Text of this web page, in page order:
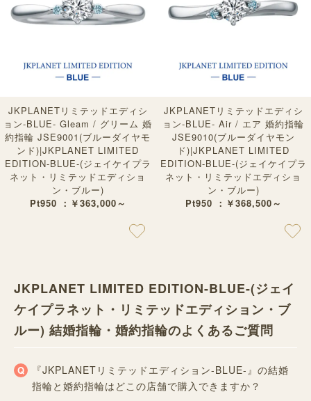
JKPLANETリミテッドエディシ
ョン-BLUE- Gleam / グリーム 婚
約指輪 JSE9001(ブルーダイヤモ
ンド)|JKPLANET LIMITED
EDITION-BLUE-(ジェイケイプラ
ネット・リミテッドエディショ
ン・ブルー)
Pt950 ：￥363,000～
JKPLANETリミテッドエディシ
ョン-BLUE- Air / エア 婚約指輪
JSE9010(ブルーダイヤモン
ド)|JKPLANET LIMITED
EDITION-BLUE-(ジェイケイプラ
ネット・リミテッドエディショ
ン・ブルー)
Pt950 ：￥368,500～
JKPLANET LIMITED EDITION-BLUE-(ジェイ
ケイプラネット・リミテッドエディション・ブ
ルー) 結婚指輪・婚約指輪のよくあるご質問
『JKPLANETリミテッドエディション-BLUE-』の結婚
指輪と婚約指輪はどこの店舗で購入できますか？